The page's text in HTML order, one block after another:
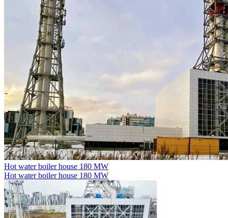
Hot water boiler house 180 MW
Hot water boiler house 180 MW